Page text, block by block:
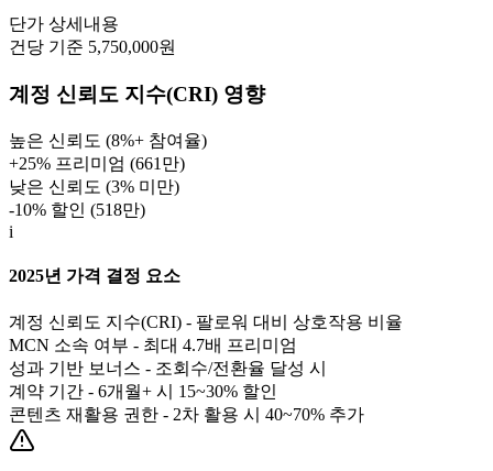
단가 상세내용
건당 기준 5,750,000원
계정 신뢰도 지수(CRI) 영향
높은 신뢰도 (8%+ 참여율)
+25% 프리미엄 (661만)
낮은 신뢰도 (3% 미만)
-10% 할인 (518만)
i
2025년 가격 결정 요소
계정 신뢰도 지수(CRI) - 팔로워 대비 상호작용 비율
MCN 소속 여부 - 최대 4.7배 프리미엄
성과 기반 보너스 - 조회수/전환율 달성 시
계약 기간 - 6개월+ 시 15~30% 할인
콘텐츠 재활용 권한 - 2차 활용 시 40~70% 추가